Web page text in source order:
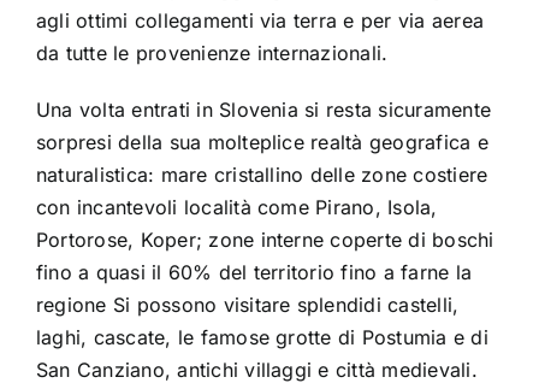
Contatti
Cerca
per:
agli ottimi collegamenti via terra e per via aerea
da tutte le provenienze internazionali.
Una volta entrati in Slovenia si resta sicuramente
sorpresi della sua molteplice realtà geografica e
naturalistica: mare cristallino delle zone costiere
con incantevoli località come Pirano, Isola,
Portorose, Koper; zone interne coperte di boschi
fino a quasi il 60% del territorio fino a farne la
regione Si possono visitare splendidi castelli,
laghi, cascate, le famose grotte di Postumia e di
San Canziano, antichi villaggi e città medievali.